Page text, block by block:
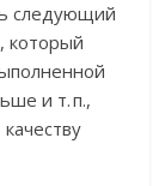
следующий
который
и т. п.,